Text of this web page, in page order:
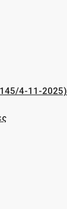
4-11-2025)